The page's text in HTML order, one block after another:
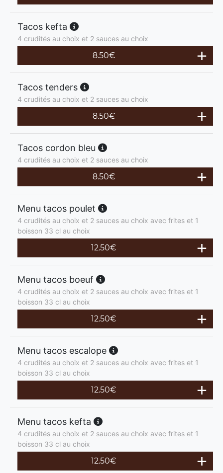
Tacos kefta
4 crudités au choix et 2 sauces au choix
8.50€
Tacos tenders
4 crudités au choix et 2 sauces au choix
8.50€
Tacos cordon bleu
4 crudités au choix et 2 sauces au choix
8.50€
Menu tacos poulet
4 crudités au choix et 2 sauces au choix avec frites et 1
boisson 33 cl au choix
12.50€
Menu tacos boeuf
4 crudités au choix et 2 sauces au choix avec frites et 1
boisson 33 cl au choix
12.50€
Menu tacos escalope
4 crudités au choix et 2 sauces au choix avec frites et 1
boisson 33 cl au choix
12.50€
Menu tacos kefta
4 crudités au choix et 2 sauces au choix avec frites et 1
boisson 33 cl au choix
12.50€